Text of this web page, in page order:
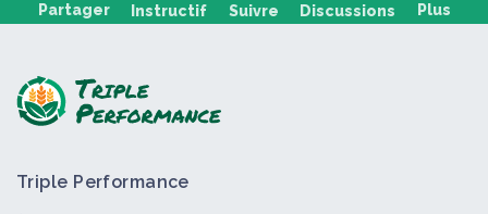
Partager Instructif Suivre Discussions Plus
Triple Performance